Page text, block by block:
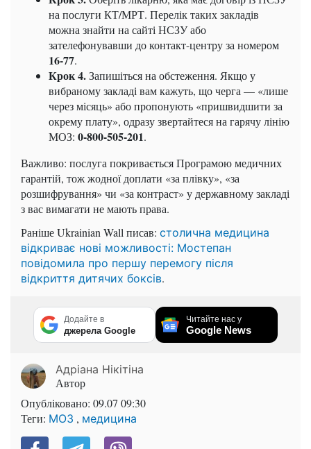
на послуги КТ/МРТ. Перелік таких закладів
можна знайти на сайті НСЗУ або
зателефонувавши до контакт-центру за номером
16-77.
Крок 4.Запишіться на обстеження. Якщо у
вибраному закладі вам кажуть, що черга — «лише
через місяць» або пропонують «пришвидшити за
окрему плату», одразу звертайтеся на гарячу лінію
МОЗ: 0-800-505-201.
Важливо: послуга покривається Програмою медичних
гарантій, тож жодної доплати «за плівку», «за
розшифрування» чи «за контраст» у державному закладі
з вас вимагати не мають права.
Раніше Ukrainian Wall писав: столична медицина
відкриває нові можливості: Мостепан
повідомила про першу перемогу після
відкриття дитячих боксів.
Додайте в
джерела Google
Читайте нас у
Google News
Адріана Нікітіна
Автор
Опубліковано: 09.07 09:30
Теги: МОЗ , медицина